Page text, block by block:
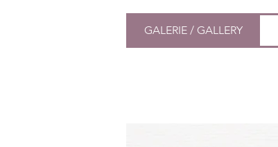
GALERIE / GALLERY